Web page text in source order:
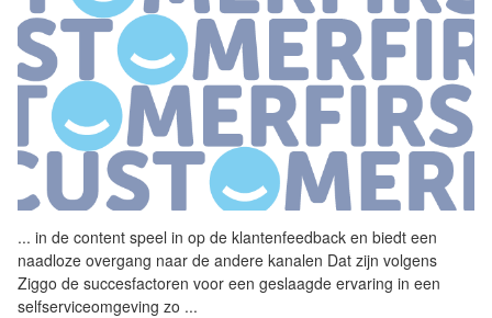
... in de content speel in op de klantenfeedback en biedt een
naadloze overgang naar de andere kanalen Dat zijn volgens
Ziggo de succesfactoren voor een geslaagde ervaring in een
selfserviceomgeving zo ...